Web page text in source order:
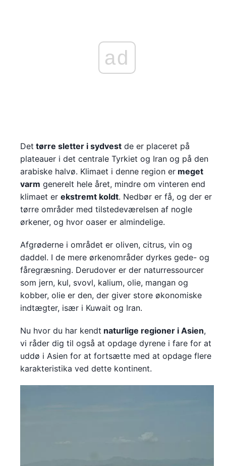
ad
Det tørre sletter i sydvest de er placeret på
plateauer i det centrale Tyrkiet og Iran og på den
arabiske halvø. Klimaet i denne region er meget
varm generelt hele året, mindre om vinteren end
klimaet er ekstremt koldt. Nedbør er få, og der er
tørre områder med tilstedeværelsen af nogle
ørkener, og hvor oaser er almindelige.
Afgrøderne i området er oliven, citrus, vin og
daddel. I de mere ørkenområder dyrkes gede- og
fåregræsning. Derudover er der naturressourcer
som jern, kul, svovl, kalium, olie, mangan og
kobber, olie er den, der giver store økonomiske
indtægter, især i Kuwait og Iran.
Nu hvor du har kendt naturlige regioner i Asien,
vi råder dig til også at opdage dyrene i fare for at
uddø i Asien for at fortsætte med at opdage flere
karakteristika ved dette kontinent.